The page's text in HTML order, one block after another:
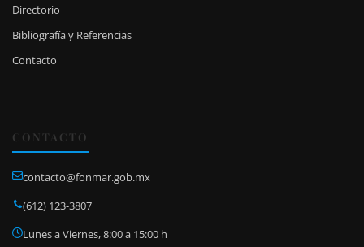
Directorio
Bibliografía y Referencias
Contacto
CONTACTO
contacto@fonmar.gob.mx
(612) 123-3807
Lunes a Viernes, 8:00 a 15:00 h